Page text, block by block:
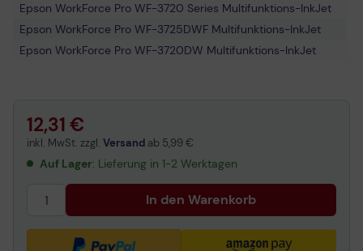
Epson WorkForce Pro WF-3720 Series Multifunktions-InkJet
Epson WorkForce Pro WF-3725DWF Multifunktions-InkJet
Epson WorkForce Pro WF-3720DW Multifunktions-InkJet
12,31 €
inkl. MwSt. zzgl. Versand ab 5,99 €
Auf Lager: Lieferung in 1-2 Werktagen
In den Warenkorb